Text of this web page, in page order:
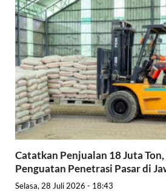
Catatkan Penjualan 18 Juta Ton,
Penguatan Penetrasi Pasar di
Selasa, 28 Juli 2026 - 18:43